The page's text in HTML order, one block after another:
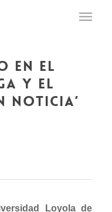
en el
y el
noticia’
Loyola de